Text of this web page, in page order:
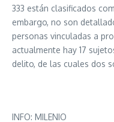
333 están clasificados
embargo, no son
personas vinculadas a
actualmente hay 17
delito, de las cuales dos
INFO: MILENIO